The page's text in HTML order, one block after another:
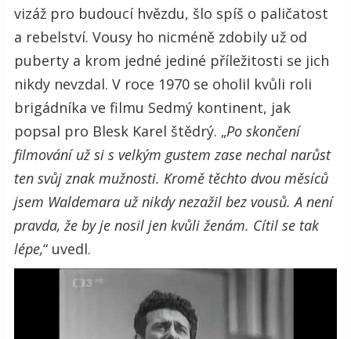
vizáž pro budoucí hvězdu, šlo spíš o paličatost
a rebelství. Vousy ho nicméně zdobily už od
puberty a krom jedné jediné příležitosti se jich
nikdy nevzdal. V roce 1970 se oholil kvůli roli
brigádníka ve filmu Sedmý kontinent, jak
popsal pro Blesk Karel štědrý. „Po skončení
filmování už si s velkým gustem zase nechal narůst
ten svůj znak mužnosti. Kromě těchto dvou měsíců
jsem Waldemara už nikdy nezažil bez vousů. A není
pravda, že by je nosil jen kvůli ženám. Cítil se tak
lépe,“ uvedl.